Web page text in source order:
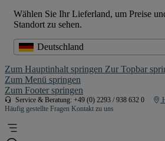
Wählen Sie Ihr Lieferland, um Preise
Standort zu sehen.
Deutschland
Zum Hauptinhalt springen Zur Topbar
Zum Menü springen
Zum Footer springen
Service & Beratung: +49 (0) 2293 / 938 632 0
Häufig gestellte Fragen Kontakt zu uns